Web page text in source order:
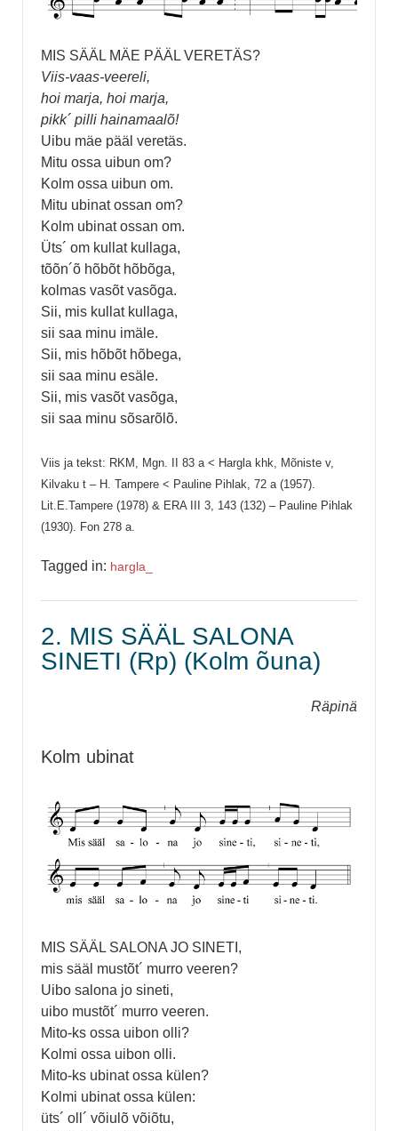
MIS SÄÄL MÄE PÄÄL VERETÄS?
Viis-vaas-veereli,
hoi marja, hoi marja,
pikk´ pilli hainamaalõ!
Uibu mäe pääl veretäs.
Mitu ossa uibun om?
Kolm ossa uibun om.
Mitu ubinat ossan om?
Kolm ubinat ossan om.
Üts´ om kullat kullaga,
tõõn´õ hõbõt hõbõga,
kolmas vasõt vasõga.
Sii, mis kullat kullaga,
sii saa minu imäle.
Sii, mis hõbõt hõbega,
sii saa minu esäle.
Sii, mis vasõt vasõga,
sii saa minu sõsarõlõ.
Viis ja tekst: RKM, Mgn. II 83 a < Hargla khk, Mõniste v,
Kilvaku t – H. Tampere < Pauline Pihlak, 72 a (1957).
Lit.E.Tampere (1978) & ERA III 3, 143 (132) – Pauline Pihlak
(1930). Fon 278 a.
Tagged in: hargla_
2. MIS SÄÄL SALONA
SINETI (Rp) (Kolm õuna)
Räpinä
Kolm ubinat
MIS SÄÄL SALONA JO SINETI,
mis sääl mustõt´ murro veeren?
Uibo salona jo sineti,
uibo mustõt´ murro veeren.
Mito-ks ossa uibon olli?
Kolmi ossa uibon olli.
Mito-ks ubinat ossa külen?
Kolmi ubinat ossa külen:
üts´ oll´ võiulõ võiõtu,